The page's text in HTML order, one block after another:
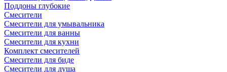
Поддоны глубокие
Смесители
Смесители для умывальника
Смесители для ванны
Смесители для кухни
Комплект смесителей
Смесители для биде
Смесители для душа